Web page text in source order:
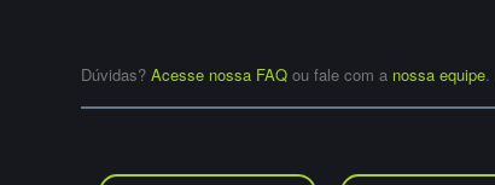
Dúvidas?Acesse nossa FAQ ou fale com a nossa equipe.